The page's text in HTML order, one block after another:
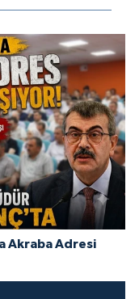
Akraba Adresi